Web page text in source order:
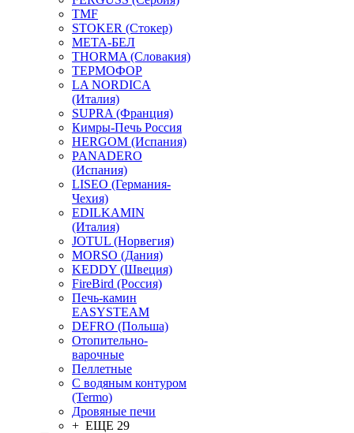
TMF
STOKER (Стокер)
МЕТА-БЕЛ
THORMA (Словакия)
ТЕРМОФОР
LA NORDICA
(Италия)
SUPRA (Франция)
Кимры-Печь Россия
HERGOM (Испания)
PANADERO
(Испания)
LISEO (Германия-
Чехия)
EDILKAMIN
(Италия)
JOTUL (Норвегия)
MORSO (Дания)
KEDDY (Швеция)
FireBird (Россия)
Печь-камин
EASYSTEAM
DEFRO (Польша)
Отопительно-
варочные
Пеллетные
С водяным контуром
(Termo)
Дровяные печи
+ ЕЩЕ 29